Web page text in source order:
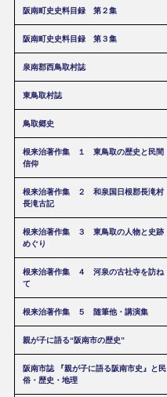
阪南町史史料目録 第２集
阪南町史史料目録 第３集
泉南郡西鳥取村誌
東鳥取村誌
鳥取郷史
根来治著作集 １ 東鳥取の歴史と民間
信仰
根来治著作集 ２ 和泉国日根郡長滝村
長滝古記
根来治著作集 ３ 東鳥取の人物と史跡
めぐり
根来治著作集 ４ 河泉の古社寺を訪ね
て
根来治著作集 ５ 随筆他・講演集
親が子に語る“阪南市の歴史”
阪南市誌 『親が子に語る阪南市史』と民
俗・歴史・地理